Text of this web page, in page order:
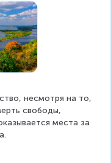
несмотря на то,
свободы,
места за